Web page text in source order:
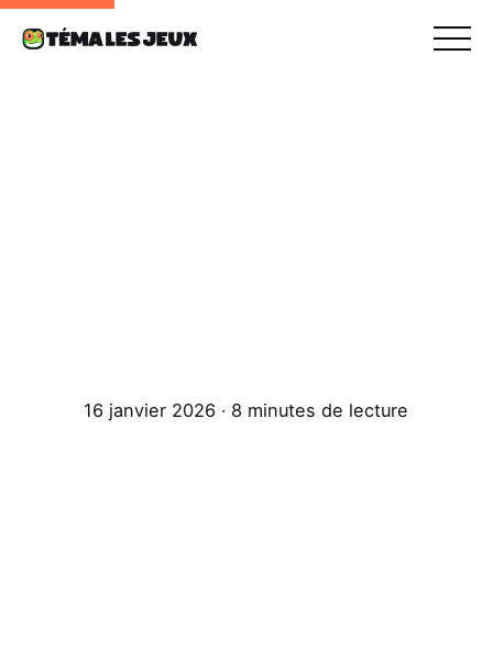
16 janvier 2026 ∙ 8 minutes de lecture